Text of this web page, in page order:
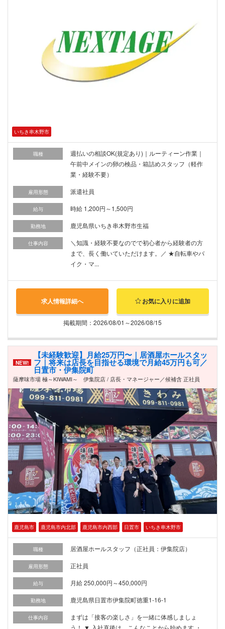
いちき串木野市
職種
週払いの相談OK(規定あり)｜ルーティーン作業｜
午前中メインの卵の検品・箱詰めスタッフ（軽作
業・経験不要）
雇用形態 派遣社員
給与 時給 1,200円～1,500円
勤務地 鹿児島県いちき串木野市生福
仕事内容
＼知識・経験不要なのでで初心者から経験者の方
まで、長く働いていただけます。／ ★自転車やバ
イク・マ...
求人情報詳細へ お気に入りに追加
掲載期間：2026/08/01～2026/08/15
NEW!
【未経験歓迎】月給25万円〜｜居酒屋ホールスタッ
フ｜将来は店長を目指せる環境で月給45万円も可／
日置市・伊集院町
薩摩味市場 極～KIWAMI～ 伊集院店 / 店長・マネージャー／候補含 正社員
鹿児島市 鹿児島市内北部 鹿児島市内西部 日置市 いちき串木野市
職種 居酒屋ホールスタッフ（正社員：伊集院店）
雇用形態 正社員
給与 月給 250,000円～450,000円
勤務地 鹿児島県日置市伊集院町徳重1-16-1
仕事内容
まずは「接客の楽しさ」を一緒に体感しましょ
う！ ▼ 入社直後は、こんなことから始めます ・